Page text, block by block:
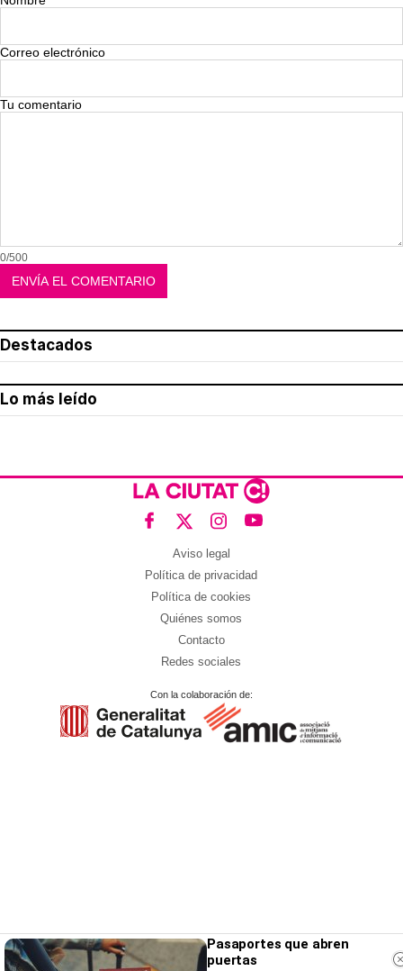
Correo electrónico
Tu comentario
0/500
Destacados
Lo más leído
Aviso legal
Política de privacidad
Política de cookies
Quiénes somos
Contacto
Redes sociales
Con la colaboración de:
Pasaportes que abren
puertas